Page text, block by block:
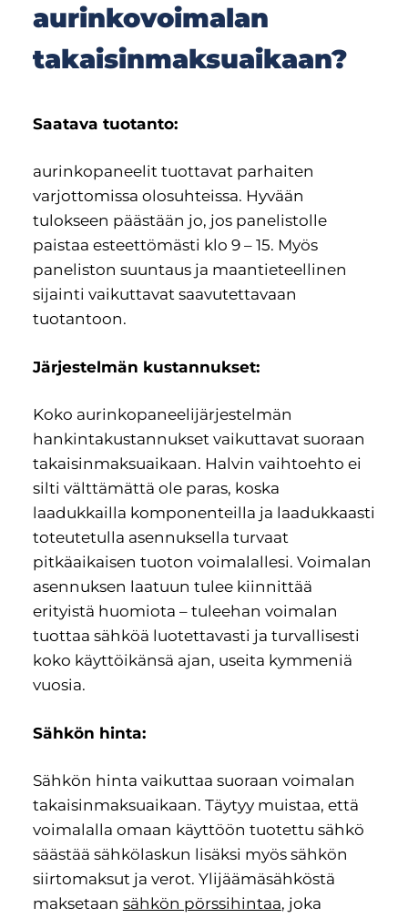
aurinkovoimalan
takaisinmaksuaikaan?
Saatava tuotanto:
aurinkopaneelit tuottavat parhaiten
varjottomissa olosuhteissa. Hyvään
tulokseen päästään jo, jos panelistolle
paistaa esteettömästi klo 9 – 15. Myös
paneliston suuntaus ja maantieteellinen
sijainti vaikuttavat saavutettavaan
tuotantoon.
Järjestelmän kustannukset:
Koko aurinkopaneelijärjestelmän
hankintakustannukset vaikuttavat suoraan
takaisinmaksuaikaan. Halvin vaihtoehto ei
silti välttämättä ole paras, koska
laadukkailla komponenteilla ja laadukkaasti
toteutetulla asennuksella turvaat
pitkäaikaisen tuoton voimalallesi. Voimalan
asennuksen laatuun tulee kiinnittää
erityistä huomiota – tuleehan voimalan
tuottaa sähköä luotettavasti ja turvallisesti
koko käyttöikänsä ajan, useita kymmeniä
vuosia.
Sähkön hinta:
Sähkön hinta vaikuttaa suoraan voimalan
takaisinmaksuaikaan. Täytyy muistaa, että
voimalalla omaan käyttöön tuotettu sähkö
säästää sähkölaskun lisäksi myös sähkön
siirtomaksut ja verot. Ylijäämäsähköstä
maksetaan sähkön pörssihintaa, joka